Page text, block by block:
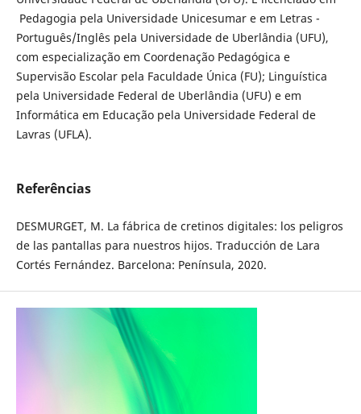
Pedagogia pela Universidade Unicesumar e em Letras -
Português/Inglês pela Universidade de Uberlândia (UFU),
com especialização em Coordenação Pedagógica e
Supervisão Escolar pela Faculdade Única (FU); Linguística
pela Universidade Federal de Uberlândia (UFU) e em
Informática em Educação pela Universidade Federal de
Lavras (UFLA).
Referências
DESMURGET, M. La fábrica de cretinos digitales: los peligros
de las pantallas para nuestros hijos. Traducción de Lara
Cortés Fernández. Barcelona: Península, 2020.